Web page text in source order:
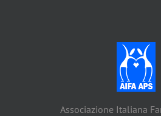
Associazione Italiana